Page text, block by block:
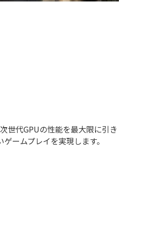
世代GPUの性能を最大限に引き
ームプレイを実現します。